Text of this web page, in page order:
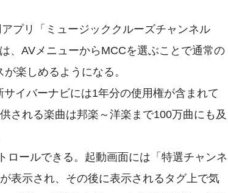
プリ「ミュージッククルーズチャンネル
、AVメニューからMCCを選ぶことで通常の
楽しめるようになる。
イバーナビには1年分の使用権が含まれて
される楽曲は邦楽～洋楽まで100万曲にも及
ロールできる。起動画面には「特選チャンネ
表示され、その後に表示されるタグ上で気